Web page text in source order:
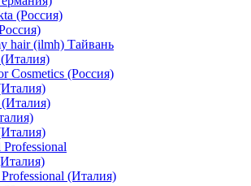
(Россия)
hair (ilmh) Тайвань
Cosmetics (Россия)
Professional
(Италия)